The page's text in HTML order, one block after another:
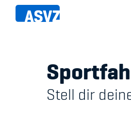
Direkt
zum
Sportfahrplan
Sportarten
Stell dir